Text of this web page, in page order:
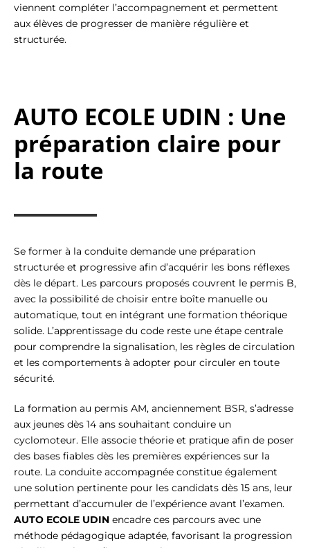
viennent compléter l’accompagnement et permettent
aux élèves de progresser de manière régulière et
structurée.
AUTO ECOLE UDIN : Une
préparation claire pour
la route
Se former à la conduite demande une préparation
structurée et progressive afin d’acquérir les bons réflexes
dès le départ. Les parcours proposés couvrent le permis B,
avec la possibilité de choisir entre boîte manuelle ou
automatique, tout en intégrant une formation théorique
solide. L’apprentissage du code reste une étape centrale
pour comprendre la signalisation, les règles de circulation
et les comportements à adopter pour circuler en toute
sécurité.
La formation au permis AM, anciennement BSR, s’adresse
aux jeunes dès 14 ans souhaitant conduire un
cyclomoteur. Elle associe théorie et pratique afin de poser
des bases fiables dès les premières expériences sur la
route. La conduite accompagnée constitue également
une solution pertinente pour les candidats dès 15 ans, leur
permettant d’accumuler de l’expérience avant l’examen.
AUTO ECOLE UDINencadre ces parcours avec une
méthode pédagogique adaptée, favorisant la progression